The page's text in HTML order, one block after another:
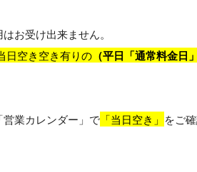
お受け出来ません。
日空き空き有りの （平日「通常料金
業カレンダー」で 「当日空き」 をご